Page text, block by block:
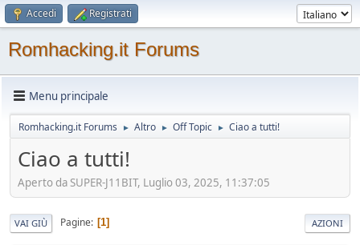
Accedi Registrati
Romhacking.it Forums
Menu principale
Romhacking.it Forums ► Altro ► Off Topic ► Ciao a tutti!
Ciao a tutti!
Aperto da SUPER-J11BIT, Luglio 03, 2025, 11:37:05
VAI GIÙ Pagine 1 AZIONI